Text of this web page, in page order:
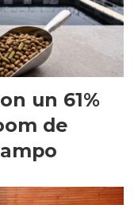
un 61%
de